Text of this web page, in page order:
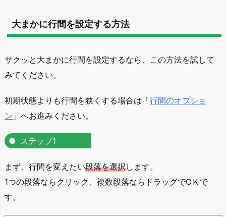
大まかに行間を設定する方法
サクッと大まかに行間を設定するなら、この方法を試して
みてください。
初期状態よりも行間を狭くする場合は「行間のオプショ
ン 」へお進みください。
ステップ1
まず、行間を変えたい段落を選択します。
1つの段落ならクリック、複数段落ならドラッグでOＫで
す。